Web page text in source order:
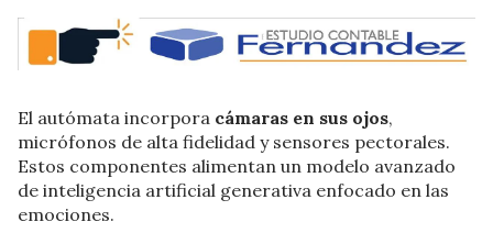
El autómata incorpora cámaras en sus ojos,
micrófonos de alta fidelidad y sensores pectorales.
Estos componentes alimentan un modelo avanzado
de inteligencia artificial generativa enfocado en las
emociones.